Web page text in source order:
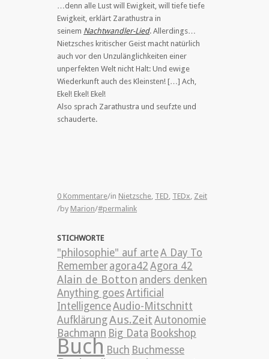
…denn alle Lust will Ewigkeit, will tiefe tiefe
Ewigkeit, erklärt Zarathustra in
seinem Nachtwandler-Lied. Allerdings…
Nietzsches kritischer Geist macht natürlich
auch vor den Unzulänglichkeiten einer
unperfekten Welt nicht Halt: Und ewige
Wiederkunft auch des Kleinsten! […] Ach,
Ekel! Ekel! Ekel!
Also sprach Zarathustra und seufzte und
schauderte.
0 Kommentare/in Nietzsche TED TEDx Zeit
/by Marion/#permalink
STICHWORTE
"philosophie" auf arteA Day To
Remember agora42 Agora 42
Alain de Botton anders denken
Anything goesArtificial
IntelligenceAudio-Mitschnitt
AufklärungAus.Zeit Autonomie
Bachmann Big Data Bookshop
Buch Buch Buchmesse